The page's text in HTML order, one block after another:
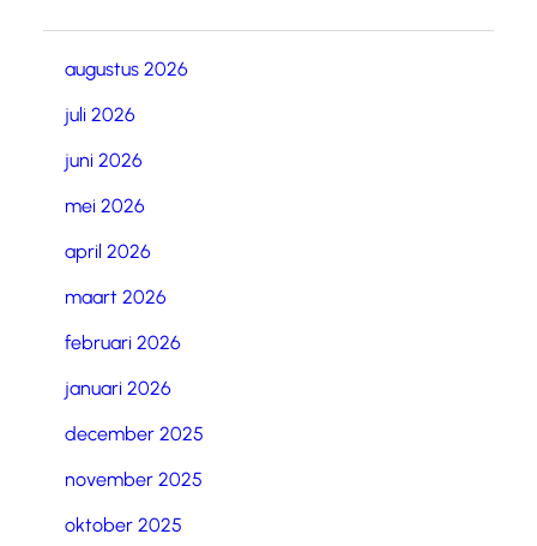
augustus 2026
juli 2026
juni 2026
mei 2026
april 2026
maart 2026
februari 2026
januari 2026
december 2025
november 2025
oktober 2025